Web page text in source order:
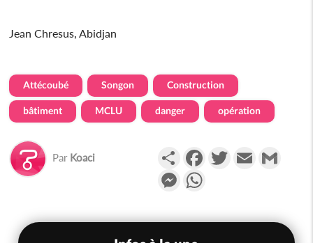
Jean Chresus, Abidjan
Attécoubé Songon Construction
bâtiment MCLU danger opération
Par Koaci PartagerFacebookTwitterEmail
Messenger